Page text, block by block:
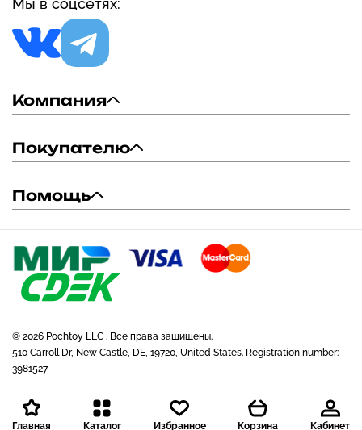
Мы в соцсетях:
Компания
Покупателю
Помощь
© 2026 Pochtoy LLC . Все права защищены.
510 Carroll Dr, New Castle, DE, 19720, United States. Registration number:
3981527
Главная Каталог Избранное Корзина Кабинет